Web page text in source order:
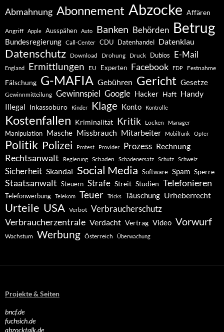
Abmahnung Abonnement Abzocke Affären
Angriff Apple Ausspähen Auto Banken Behörden Betrug
Bundesregierung Call-Center CDU Datenhandel Datenklau
Datenschutz Download Drohung Druck Dubios E-Mail
England Ermittlungen EU Experten Facebook FDP Festnahme
Fälschung G-MAFIA Gebühren Gericht Gesetze
Gewinnmitteilung Gewinnspiel Google Hacker Haft Handy
Illegal Inkassobüro Kinder Klage Konto Kontrolle
Kostenfallen Kriminalität Kritik Locken Manager
Manipulation Masche Missbrauch Mitarbeiter Mobilfunk Opfer
Politik Polizei Protest Provider Prozess Rechnung
Rechtsanwalt Regierung Schaden Schadenersatz Schutz Schweiz
Sicherheit Skandal Social Media Software Spam Sperre
Staatsanwalt Steuern Strafe Streit Studien Telefonieren
Telefonwerbung Telekom Teuer Tricks Täuschung Urheberrecht
Urteile USA Verbot Verbraucherschutz
Verbraucherzentrale Verdacht Vertrag Video Vorwurf
Wachstum Werbung Österreich Überwachung
Projekte & Seiten
bncf.de
fuchsich.de
abzocktalk.de